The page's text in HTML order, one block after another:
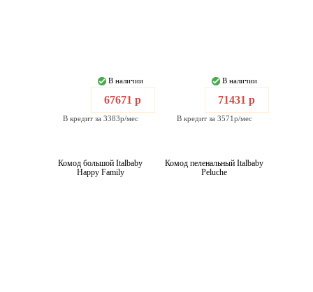
В наличии
67671 р
В кредит за 3383р/мес
В наличии
71431 р
В кредит за 3571р/мес
Комод большой Italbaby
Happy Family
Комод пеленальный Italbaby
Peluche